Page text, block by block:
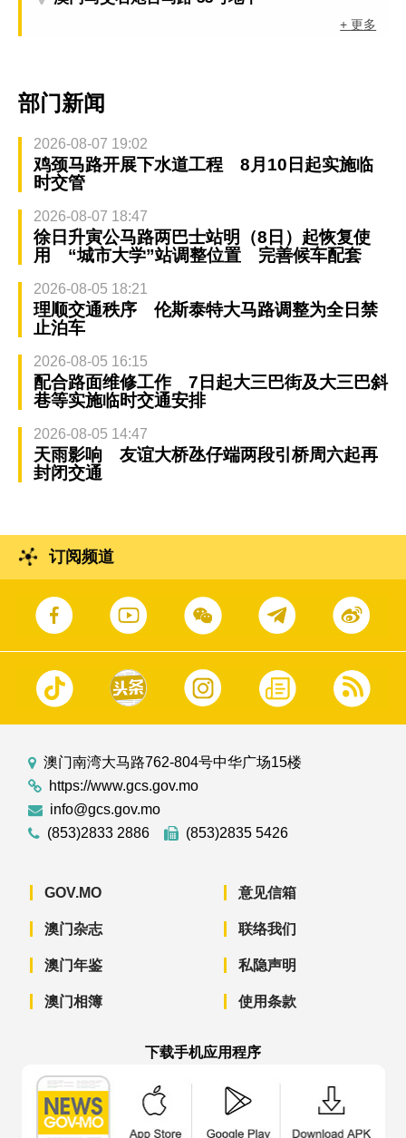
+ 更多
部门新闻
2026-08-07 19:02
鸡颈马路开展下水道工程 8月10日起实施临
时交管
2026-08-07 18:47
徐日升寅公马路两巴士站明（8日）起恢复使
用 “城市大学”站调整位置 完善候车配套
2026-08-05 18:21
理顺交通秩序 伦斯泰特大马路调整为全日禁
止泊车
2026-08-05 16:15
配合路面维修工作 7日起大三巴街及大三巴斜
巷等实施临时交通安排
2026-08-05 14:47
天雨影响 友谊大桥氹仔端两段引桥周六起再
封闭交通
订阅频道
澳门南湾大马路762-804号中华广场15楼
https://www.gcs.gov.mo
info@gcs.gov.mo
(853)2833 2886
(853)2835 5426
GOV.MO
澳门杂志
澳门年鉴
澳门相簿
意见信箱
联络我们
私隐声明
使用条款
下载手机应用程序